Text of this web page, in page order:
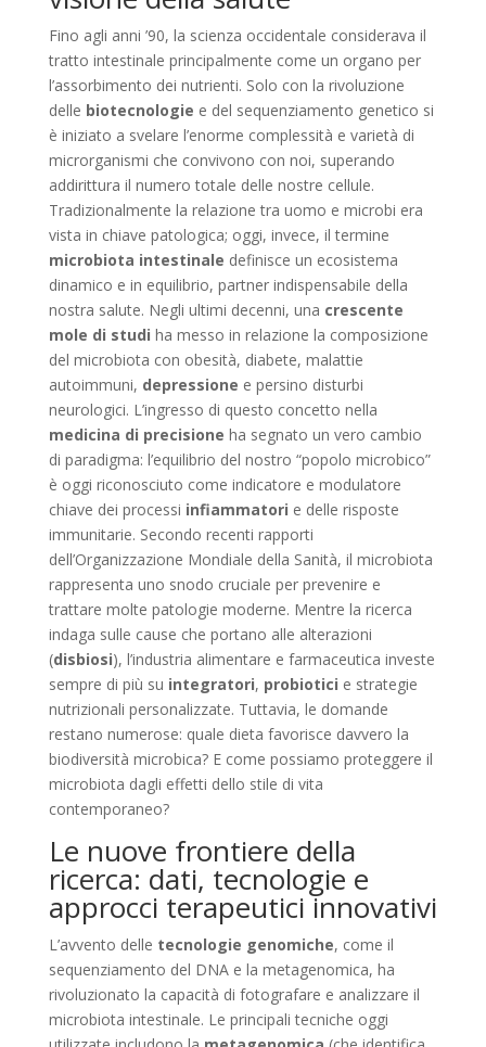
Fino agli anni ’90, la scienza occidentale considerava il
tratto intestinale principalmente come un organo per
l’assorbimento dei nutrienti. Solo con la rivoluzione
delle biotecnologie e del sequenziamento genetico si
è iniziato a svelare l’enorme complessità e varietà di
microrganismi che convivono con noi, superando
addirittura il numero totale delle nostre cellule.
Tradizionalmente la relazione tra uomo e microbi era
vista in chiave patologica; oggi, invece, il termine
microbiota intestinale definisce un ecosistema
dinamico e in equilibrio, partner indispensabile della
nostra salute. Negli ultimi decenni, una crescente
mole di studi ha messo in relazione la composizione
del microbiota con obesità, diabete, malattie
autoimmuni, depressione e persino disturbi
neurologici. L’ingresso di questo concetto nella
medicina di precisione ha segnato un vero cambio
di paradigma: l’equilibrio del nostro “popolo microbico”
è oggi riconosciuto come indicatore e modulatore
chiave dei processi infiammatori e delle risposte
immunitarie. Secondo recenti rapporti
dell’Organizzazione Mondiale della Sanità, il microbiota
rappresenta uno snodo cruciale per prevenire e
trattare molte patologie moderne. Mentre la ricerca
indaga sulle cause che portano alle alterazioni
(disbiosi), l’industria alimentare e farmaceutica investe
sempre di più su integratori, probiotici e strategie
nutrizionali personalizzate. Tuttavia, le domande
restano numerose: quale dieta favorisce davvero la
biodiversità microbica? E come possiamo proteggere il
microbiota dagli effetti dello stile di vita
contemporaneo?
Le nuove frontiere della
ricerca: dati, tecnologie e
approcci terapeutici innovativi
L’avvento delle tecnologie genomiche, come il
sequenziamento del DNA e la metagenomica, ha
rivoluzionato la capacità di fotografare e analizzare il
microbiota intestinale. Le principali tecniche oggi